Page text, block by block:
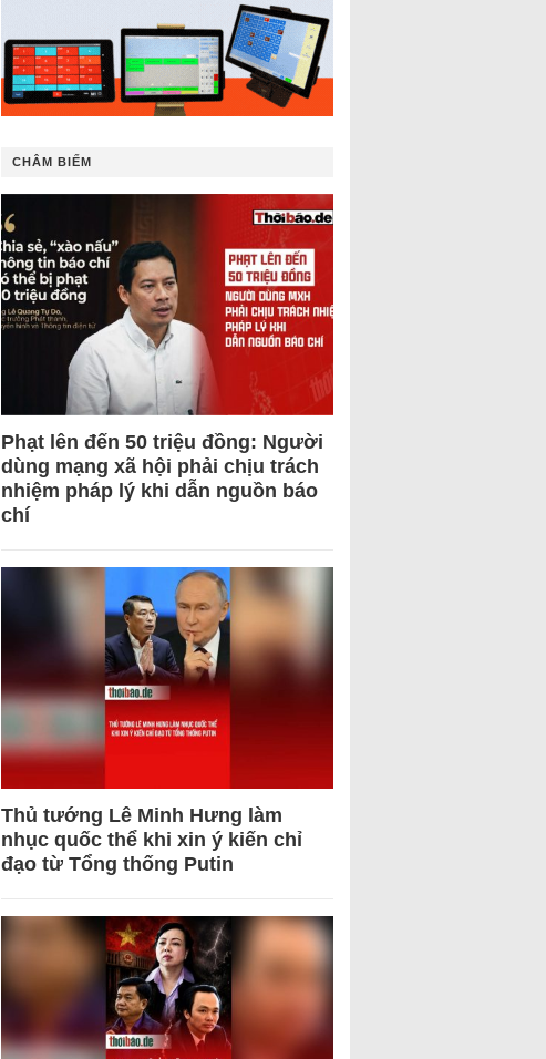
CHÂM BIẾM
Phạt lên đến 50 triệu đồng: Người
dùng mạng xã hội phải chịu trách
nhiệm pháp lý khi dẫn nguồn báo
chí
Thủ tướng Lê Minh Hưng làm
nhục quốc thể khi xin ý kiến chỉ
đạo từ Tổng thống Putin